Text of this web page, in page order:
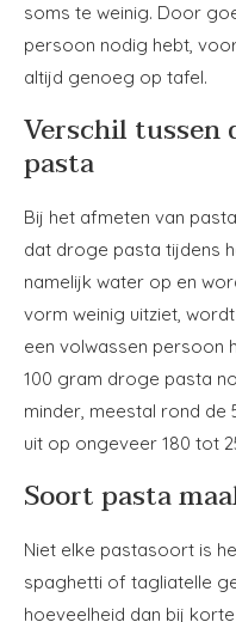
soms te weinig. Door
persoon nodig hebt,
altijd genoeg op tafel.
Verschil tussen
pasta
Bij het afmeten van
dat droge pasta tijdens
namelijk water op en
vorm weinig uitziet,
een volwassen persoon
100 gram droge pasta
minder, meestal rond de
uit op ongeveer 180 tot
Soort pasta
Niet elke pastasoort is
spaghetti of tagliatelle
hoeveelheid dan bij